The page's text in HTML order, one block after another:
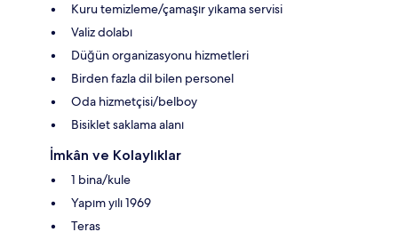
Kuru temizleme/çamaşır yıkama servisi
Valiz dolabı
Düğün organizasyonu hizmetleri
Birden fazla dil bilen personel
Oda hizmetçisi/belboy
Bisiklet saklama alanı
İmkân ve Kolaylıklar
1 bina/kule
Yapım yılı 1969
Teras